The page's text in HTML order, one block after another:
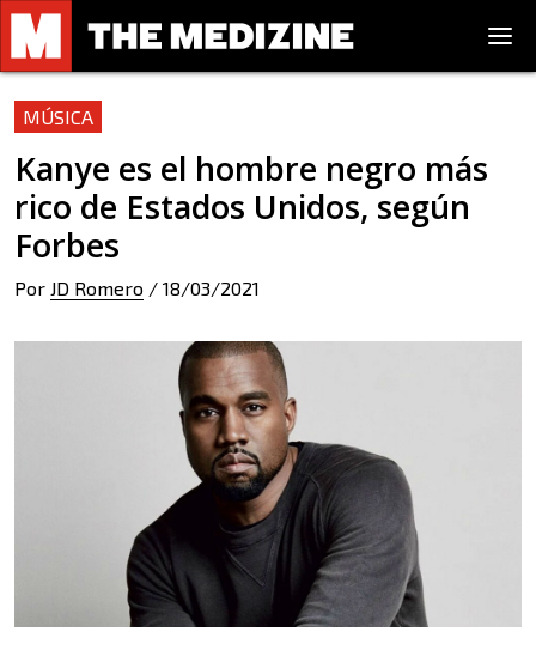
MÚSICA
Kanye es el hombre negro más
rico de Estados Unidos, según
Forbes
Por JD Romero / 18/03/2021